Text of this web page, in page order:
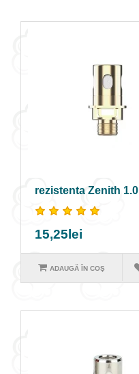
rezistenta Zenith 1.0
15,25lei
ADAUGĂ ÎN COŞ